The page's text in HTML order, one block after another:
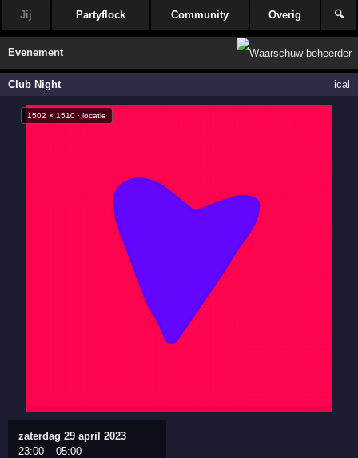
Jij Partyflock Community Overig 🔍
Evenement
Club Night ical
1502 × 1510 · locatie
zaterdag 29 april 2023
23:00 –05:00